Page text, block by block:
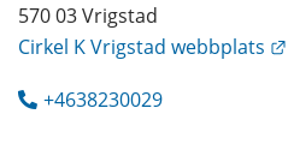
570 03 Vrigstad
Cirkel K Vrigstad webbplats
+4638230029